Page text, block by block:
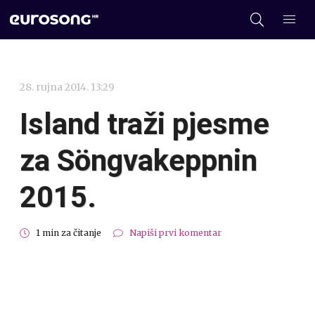
28. rujna 2014. 13:29
Island traži pjesme
za Söngvakeppnin
2015.
1 min za čitanje Napiši prvi komentar